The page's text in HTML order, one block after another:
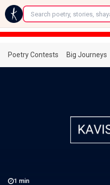
←
Poetry Contests Big Journeys
1 min